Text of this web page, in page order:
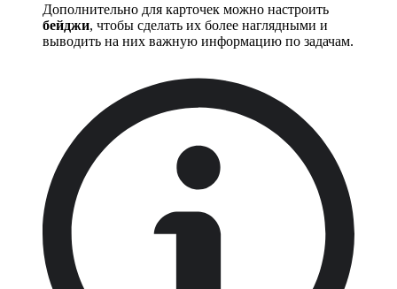
Дополнительно для карточек можно настроить
бейджи, чтобы сделать их более наглядными и
выводить на них важную информацию по задачам.